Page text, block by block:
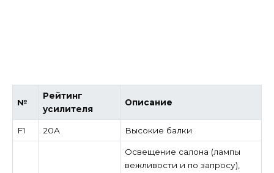
№
Рейтинг
усилителя
Описание
F1 20А Высокие балки
Освещение салона (лампы
вежливости и по запросу),